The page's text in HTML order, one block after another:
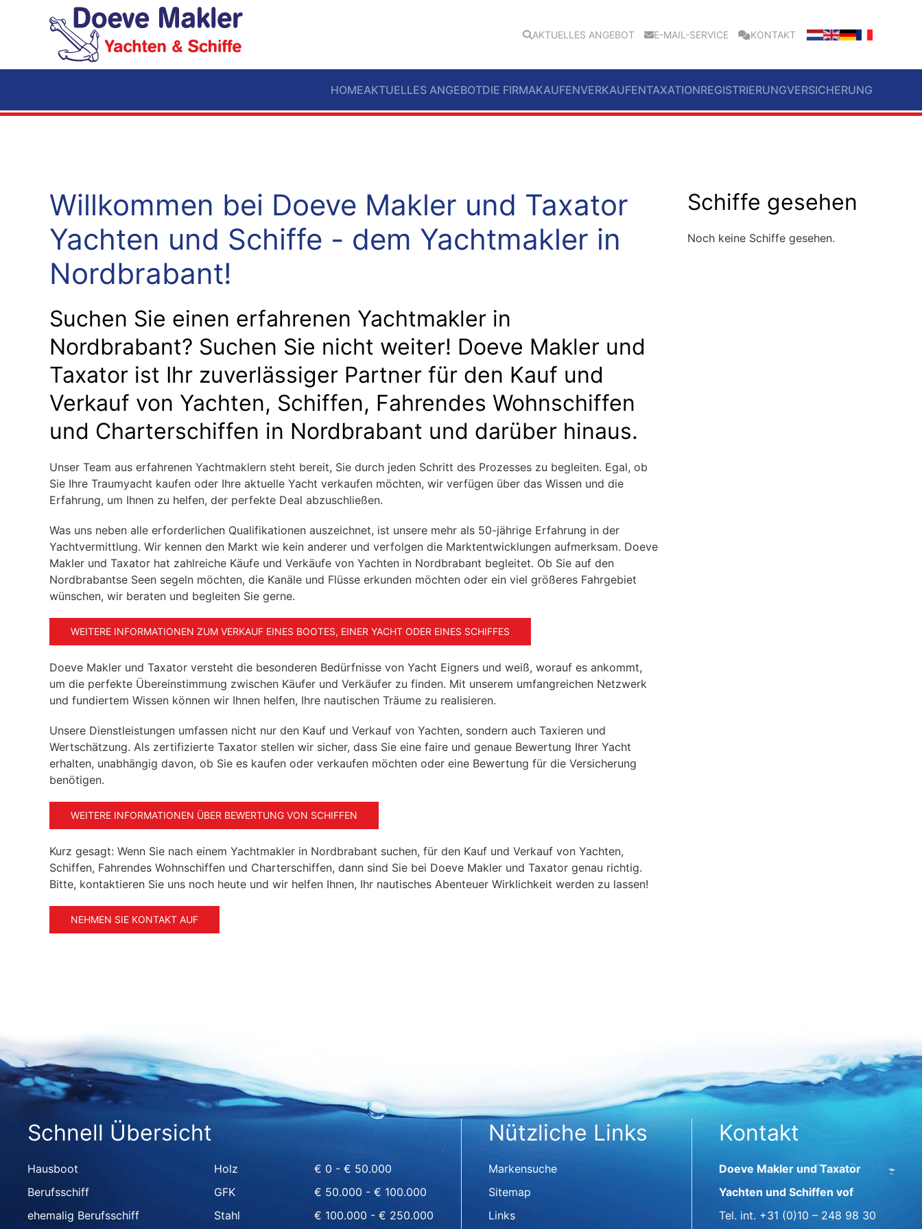
Zum Hauptinhalt springen AKTUELLES ANGEBOT E-MAIL-SERVICE KONTAKT
HOMEAKTUELLES ANGEBOTDIE FIRMAKAUFENVERKAUFENTAXATIONREGISTRIERUNGVERSICHERUNG
Willkommen bei Doeve Makler und Taxator
Yachten und Schiffe - dem Yachtmakler in
Nordbrabant!
Suchen Sie einen erfahrenen Yachtmakler in
Nordbrabant? Suchen Sie nicht weiter! Doeve Makler und
Taxator ist Ihr zuverlässiger Partner für den Kauf und
Verkauf von Yachten, Schiffen, Fahrendes Wohnschiffen
und Charterschiffen in Nordbrabant und darüber hinaus.
Unser Team aus erfahrenen Yachtmaklern steht bereit, Sie durch jeden Schritt des Prozesses zu begleiten. Egal, ob
Sie Ihre Traumyacht kaufen oder Ihre aktuelle Yacht verkaufen möchten, wir verfügen über das Wissen und die
Erfahrung, um Ihnen zu helfen, der perfekte Deal abzuschließen.
Was uns neben alle erforderlichen Qualifikationen auszeichnet, ist unsere mehr als 50-jährige Erfahrung in der
Yachtvermittlung. Wir kennen den Markt wie kein anderer und verfolgen die Marktentwicklungen aufmerksam. Doeve
Makler und Taxator hat zahlreiche Käufe und Verkäufe von Yachten in Nordbrabant begleitet. Ob Sie auf den
Nordbrabantse Seen segeln möchten, die Kanäle und Flüsse erkunden möchten oder ein viel größeres Fahrgebiet
wünschen, wir beraten und begleiten Sie gerne.
WEITERE INFORMATIONEN ZUM VERKAUF EINES BOOTES, EINER YACHT ODER EINES SCHIFFES
Doeve Makler und Taxator versteht die besonderen Bedürfnisse von Yacht Eigners und weiß, worauf es ankommt,
um die perfekte Übereinstimmung zwischen Käufer und Verkäufer zu finden. Mit unserem umfangreichen Netzwerk
und fundiertem Wissen können wir Ihnen helfen, Ihre nautischen Träume zu realisieren.
Unsere Dienstleistungen umfassen nicht nur den Kauf und Verkauf von Yachten, sondern auch Taxieren und
Wertschätzung. Als zertifizierte Taxator stellen wir sicher, dass Sie eine faire und genaue Bewertung Ihrer Yacht
erhalten, unabhängig davon, ob Sie es kaufen oder verkaufen möchten oder eine Bewertung für die Versicherung
benötigen.
WEITERE INFORMATIONEN ÜBER BEWERTUNG VON SCHIFFEN
Kurz gesagt: Wenn Sie nach einem Yachtmakler in Nordbrabant suchen, für den Kauf und Verkauf von Yachten,
Schiffen, Fahrendes Wohnschiffen und Charterschiffen, dann sind Sie bei Doeve Makler und Taxator genau richtig.
Bitte, kontaktieren Sie uns noch heute und wir helfen Ihnen, Ihr nautisches Abenteuer Wirklichkeit werden zu lassen!
NEHMEN SIE KONTAKT AUF
Schiffe gesehen
Noch keine Schiffe gesehen.
Schnell Übersicht
Hausboot
Berufsschiff
ehemalig Berufsschiff
Holz
GFK
Stahl
€ 0 - € 50.000
€ 50.000 - € 100.000
€ 100.000 - € 250.000
Nützliche Links
Markensuche
Sitemap
Links
Kontakt
Doeve Makler und Taxator
Yachten und Schiffen vof
Tel. int. +31 (0)10 – 248 98 30